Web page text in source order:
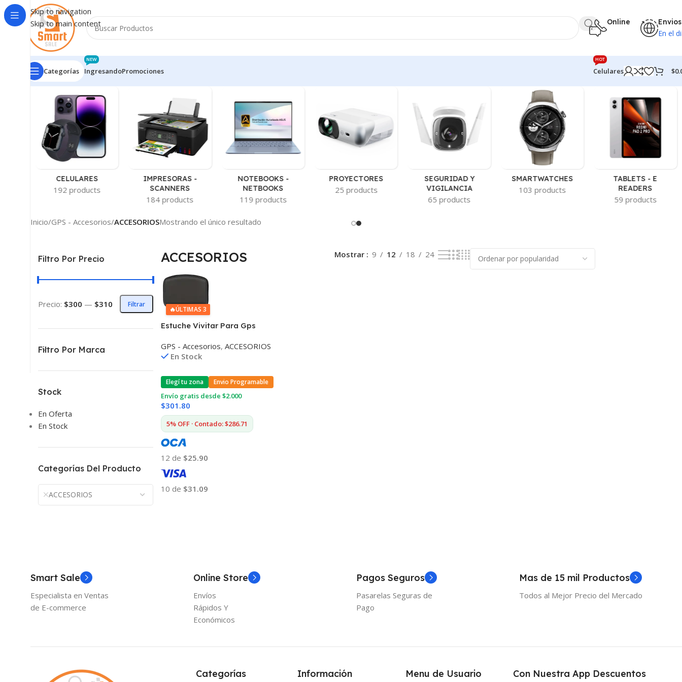
Skip to navigation
Skip to main content
Online Envios
En el
Categorías Ingresando
NEW
Promociones Celulares
HOT
$
CELULARES
192 products
IMPRESORAS -
SCANNERS
184 products
NOTEBOOKS -
NETBOOKS
119 products
PROYECTORES
25 products
SEGURIDAD Y
VIGILANCIA
65 products
SMARTWATCHES
103 products
TABLETS - E
READERS
59 products
Inicio/GPS - Accesorios/ACCESORIOSMostrando el único resultado
Filtro Por Precio
Filtrar
Precio: $300 — $310
Filtro Por Marca
Stock
En Oferta
En Stock
Categorías Del Producto
ACCESORIOS
ACCESORIOS Mostrar 9 12 18 24
🔥ÚLTIMAS 3
Estuche Vivitar Para Gps
GPS - Accesorios, ACCESORIOS
En Stock
Elegí tu zona Envio Programable
Envío gratis desde $2.000
$301.80
5% OFF · Contado: $286.71
12 de $25.90
10 de $31.09
Smart Sale
Especialista en Ventas
de E-commerce
Online Store
Envíos
Rápidos Y
Económicos
Pagos Seguros
Pasarelas Seguras de
Pago
Mas de 15 mil Productos
Todos al Mejor Precio del Mercado
Categorías Información Menu de Usuario Con Nuestra App Descuentos